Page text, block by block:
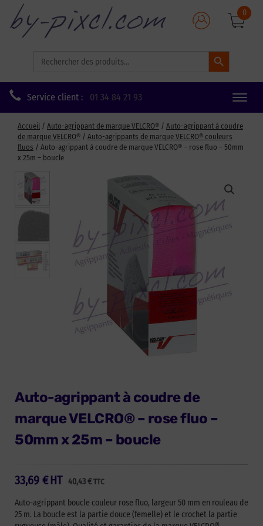
for:
Search Button
0
Service client : 01 34 84 21 93
Toggle
Accueil / Auto-agrippant de marque VELCRO® / Auto-agrippant à coudre
de marque VELCRO® / Auto-agrippants de marque VELCRO® couleurs
fluos / Auto-agrippant à coudre de marque VELCRO® – rose fluo – 50mm
x 25m – boucle
Auto-agrippant à coudre de
marque VELCRO® – rose fluo –
50mm x 25m – boucle
33,69 € 40,43€ TTC
HT
Auto-agrippant boucle couleur rose fluo, largeur 50 mm en rouleau de
25 m. La boucle est la partie douce (femelle) et le crochet la partie